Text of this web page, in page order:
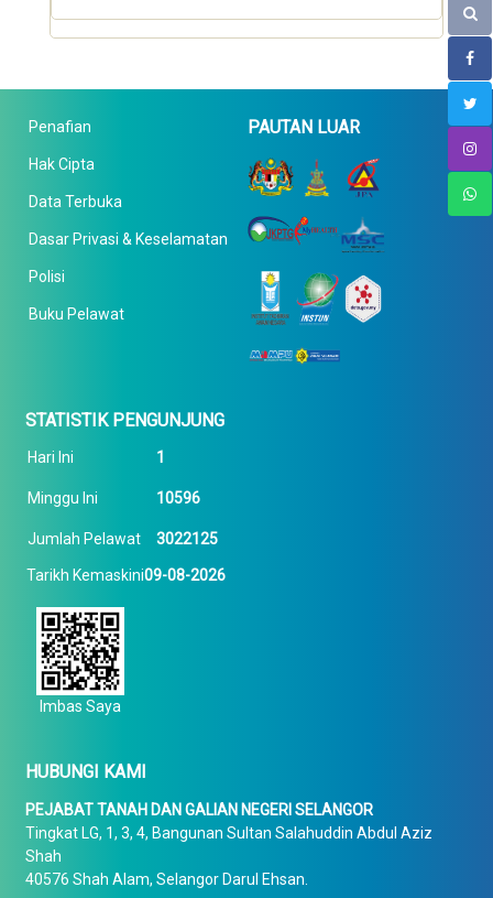
Penafian
Hak Cipta
Data Terbuka
Dasar Privasi & Keselamatan
Polisi
Buku Pelawat
PAUTAN LUAR
STATISTIK PENGUNJUNG
Hari Ini 1
Minggu Ini 10596
Jumlah Pelawat 3022125
Tarikh Kemaskini09-08-2026
Imbas Saya
HUBUNGI KAMI
PEJABAT TANAH DAN GALIAN NEGERI SELANGOR
Tingkat LG, 1, 3, 4, Bangunan Sultan Salahuddin Abdul Aziz
Shah
40576 Shah Alam, Selangor Darul Ehsan.